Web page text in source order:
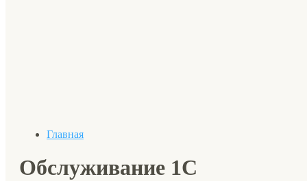
Главная
Обслуживание 1С